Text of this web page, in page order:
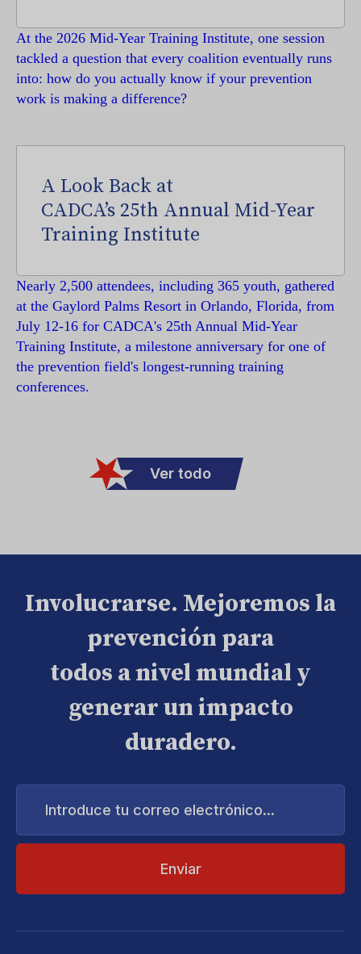
At the 2026 Mid-Year Training Institute, one session
tackled a question that every coalition eventually runs
into: how do you actually know if your prevention
work is making a difference?
A Look Back at
CADCA’s 25th Annual Mid-Year
Training Institute
Nearly 2,500 attendees, including 365 youth, gathered
at the Gaylord Palms Resort in Orlando, Florida, from
July 12-16 for CADCA's 25th Annual Mid-Year
Training Institute, a milestone anniversary for one of
the prevention field's longest-running training
conferences.
Ver todo
Involucrarse. Mejoremos la
prevención para
todos a nivel mundial y
generar un impacto
duradero.
Introduce
correo